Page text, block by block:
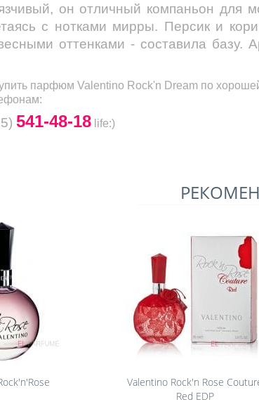
он отличный компаньон
с нотками мирры. Персик и
оттенками - составила базу.
парфюм Valentino Rock'n Dream по
541-48-18 life:)
Valentino Rock'n Rose
Red EDP